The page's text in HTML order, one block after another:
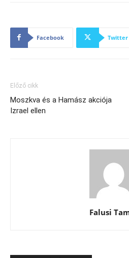
Facebook Twitter
Előző cikk
Moszkva és a Hamász akciója
Izrael ellen
Falusi